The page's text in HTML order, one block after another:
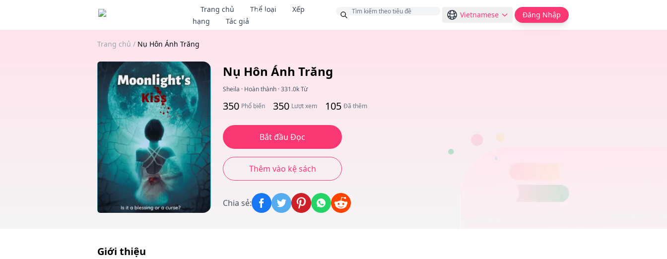
Trang chủ Thể loại
Xếp
hạng
Tác giả
Thưởng Vietnamese Đăng Nhập
Trang chủ / Nụ Hôn Ánh Trăng
Nụ Hôn Ánh Trăng
Sheila · Hoàn thành ·331.0k Từ
350 Phổ biến 350 Lượt xem 105 Đã thêm
Bắt đầu Đọc
Thêm vào kệ sách
Chia sẻ:
Giới thiệu